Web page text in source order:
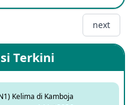
next
Terkini
Kelima di Kamboja